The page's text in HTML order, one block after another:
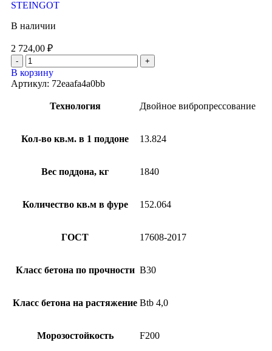
STEINGOT
В наличии
2 724,00 ₽
В корзину
Артикул: 72eaafa4a0bb
Технология Двойное вибропрессование
Кол-во кв.м. в 1 поддоне 13.824
Вес поддона, кг 1840
Количество кв.м в фуре 152.064
ГОСТ 17608-2017
Класс бетона по прочности B30
Класс бетона на растяжение Btb 4,0
Морозостойкость F200